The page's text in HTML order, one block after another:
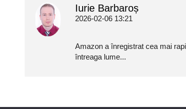
Iurie Barbaroș
2026-02-06 13:21
Amazon a înregistrat cea mai
întreaga lume...